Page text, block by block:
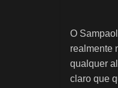
O
realmente
qualquer
claro que